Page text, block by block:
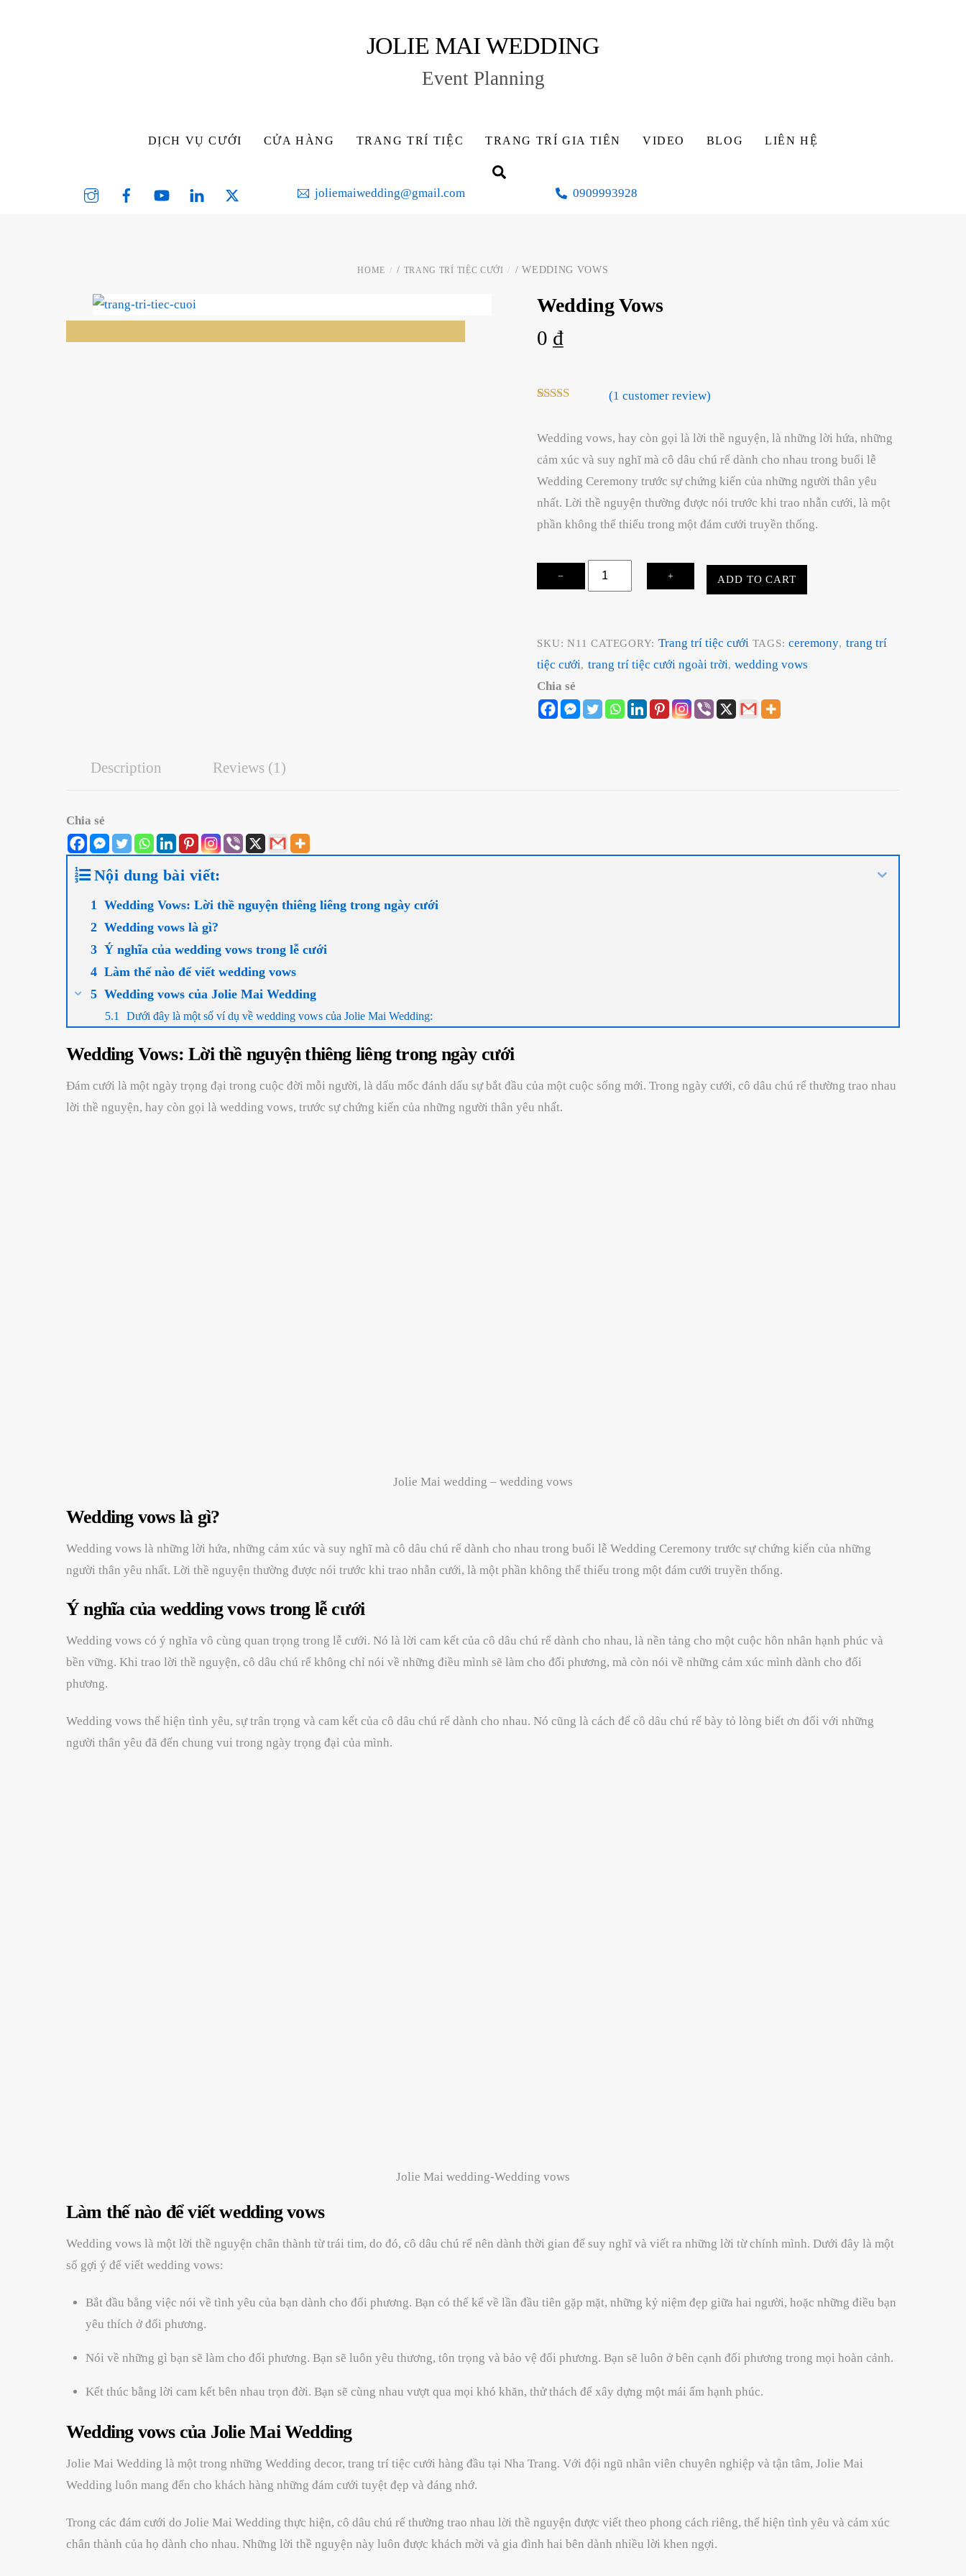
JOLIE MAI WEDDING
Event Planning
DỊCH VỤ CƯỚI CỬA HÀNG TRANG TRÍ TIỆC TRANG TRÍ GIA TIÊN VIDEO BLOG LIÊN HỆ
InstagramFacebookYouTube Linked
joliemaiwedding@gmail.com 0909993928
HOME / TRANG TRÍ TIỆC CƯỚI / WEDDING VOWS
Wedding Vows
0 ₫
based on
customer
rating
(1 customer review)
Wedding vows, hay còn gọi là lời thề nguyện, là những lời hứa, những
cảm xúc và suy nghĩ mà cô dâu chú rể dành cho nhau trong buổi lễ
Wedding Ceremony trước sự chứng kiến của những người thân yêu
nhất. Lời thề nguyện thường được nói trước khi trao nhẫn cưới, là một
phần không thể thiếu trong một đám cưới truyền thống.
−
Wedding
Vows
+ ADD TO CART
SKU:N11 CATEGORY: Trang trí tiệc cưới TAGS:ceremony, trang trí
tiệc cưới, trang trí tiệc cưới ngoài trời,wedding vows
Chia sẻ
Description Reviews (1)
Chia sẻ
Nội dung bài viết:
Wedding Vows: Lời thề nguyện thiêng liêng trong ngày cưới
Wedding vows là gì?
Ý nghĩa của wedding vows trong lễ cưới
Làm thế nào để viết wedding vows
Wedding vows của Jolie Mai Wedding
Dưới đây là một số ví dụ về wedding vows của Jolie Mai Wedding:
Wedding Vows: Lời thề nguyện thiêng liêng trong ngày cưới
Đám cưới là một ngày trọng đại trong cuộc đời mỗi người, là dấu mốc đánh dấu sự bắt đầu của một cuộc sống mới. Trong ngày cưới, cô dâu chú rể thường trao nhau
lời thề nguyện, hay còn gọi là wedding vows, trước sự chứng kiến của những người thân yêu nhất.
Jolie Mai wedding – wedding vows
Wedding vows là gì?
Wedding vows là những lời hứa, những cảm xúc và suy nghĩ mà cô dâu chú rể dành cho nhau trong buổi lễ Wedding Ceremony trước sự chứng kiến của những
người thân yêu nhất. Lời thề nguyện thường được nói trước khi trao nhẫn cưới, là một phần không thể thiếu trong một đám cưới truyền thống.
Ý nghĩa của wedding vows trong lễ cưới
Wedding vows có ý nghĩa vô cùng quan trọng trong lễ cưới. Nó là lời cam kết của cô dâu chú rể dành cho nhau, là nền tảng cho một cuộc hôn nhân hạnh phúc và
bền vững. Khi trao lời thề nguyện, cô dâu chú rể không chỉ nói về những điều mình sẽ làm cho đối phương, mà còn nói về những cảm xúc mình dành cho đối
phương.
Wedding vows thể hiện tình yêu, sự trân trọng và cam kết của cô dâu chú rể dành cho nhau. Nó cũng là cách để cô dâu chú rể bày tỏ lòng biết ơn đối với những
người thân yêu đã đến chung vui trong ngày trọng đại của mình.
Jolie Mai wedding-Wedding vows
Làm thế nào để viết wedding vows
Wedding vows là một lời thề nguyện chân thành từ trái tim, do đó, cô dâu chú rể nên dành thời gian để suy nghĩ và viết ra những lời từ chính mình. Dưới đây là một
số gợi ý để viết wedding vows:
Bắt đầu bằng việc nói về tình yêu của bạn dành cho đối phương. Bạn có thể kể về lần đầu tiên gặp mặt, những kỷ niệm đẹp giữa hai người, hoặc những điều bạn
yêu thích ở đối phương.
Nói về những gì bạn sẽ làm cho đối phương. Bạn sẽ luôn yêu thương, tôn trọng và bảo vệ đối phương. Bạn sẽ luôn ở bên cạnh đối phương trong mọi hoàn cảnh.
Kết thúc bằng lời cam kết bên nhau trọn đời. Bạn sẽ cùng nhau vượt qua mọi khó khăn, thử thách để xây dựng một mái ấm hạnh phúc.
Wedding vows của Jolie Mai Wedding
Jolie Mai Wedding là một trong những Wedding decor, trang trí tiệc cưới hàng đầu tại Nha Trang. Với đội ngũ nhân viên chuyên nghiệp và tận tâm, Jolie Mai
Wedding luôn mang đến cho khách hàng những đám cưới tuyệt đẹp và đáng nhớ.
Trong các đám cưới do Jolie Mai Wedding thực hiện, cô dâu chú rể thường trao nhau lời thề nguyện được viết theo phong cách riêng, thể hiện tình yêu và cảm xúc
chân thành của họ dành cho nhau. Những lời thề nguyện này luôn được khách mời và gia đình hai bên dành nhiều lời khen ngợi.